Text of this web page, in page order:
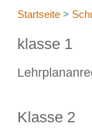
Startseite >
klasse 1
Klasse 2